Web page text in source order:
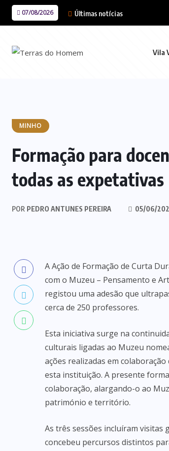
07/08/2026 Últimas notícias
Vila
MINHO
Formação para
todas as expetativas
POR PEDRO ANTUNES PEREIRA 05/06/
A Ação de Formação de Curta
com o Muzeu – Pensamento e
registou uma adesão que
cerca de 250 professores.
Esta iniciativa surge na
culturais ligadas ao Muzeu
ações realizadas em
esta instituição. A presente
colaboração, alargando-o ao
património e território.
As três sessões incluíram visitas
concebeu percursos distintos